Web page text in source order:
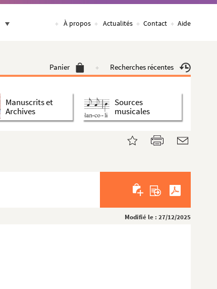
À propos Actualités Contact Aide
Panier Recherches récentes
Manuscrits et
Archives
Sources
musicales
Modifié le : 27/12/2025